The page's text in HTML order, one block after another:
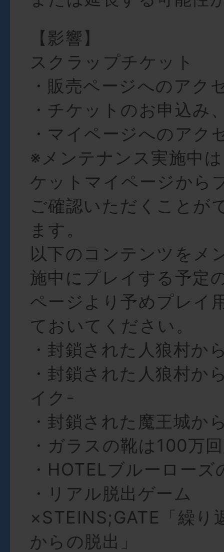
【影響】
スクラップチケット
・販売ページへのアク
・チケットのお申込み
・マイページへのアク
※メンテナンス実施中
ケットマイページから
ご確認いただくことが
ます。
以下のコンテンツをメ
施中にプレイする予定
ページより予めプレイ
ておいてください。
・封鎖された人狼村か
・封鎖された人狼村か
イク-
・封鎖された魔王城か
・ガラスの靴は100万
・HOTELブルーロー
・リアル脱出ゲーム
×STEINS;GATE「繰り
からの脱出」